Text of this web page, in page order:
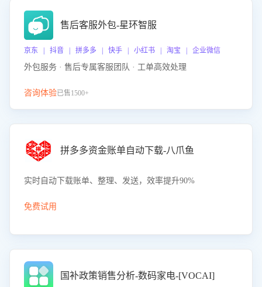
售后客服外包-星环智服
京东 | 抖音 | 拼多多 | 快手 | 小红书 | 淘宝 | 企业微信
外包服务 · 售后专属客服团队 · 工单高效处理
咨询体验已售1500+
拼多多资金账单自动下载-八爪鱼
实时自动下载账单、整理、发送，效率提升90%
免费试用
国补政策销售分析-数码家电-[VOCAI]